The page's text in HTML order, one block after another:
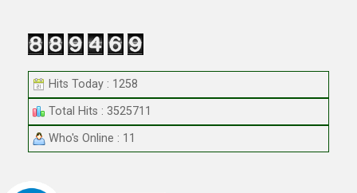
Hits Today : 1258
Total Hits : 3525711
Who's Online : 11